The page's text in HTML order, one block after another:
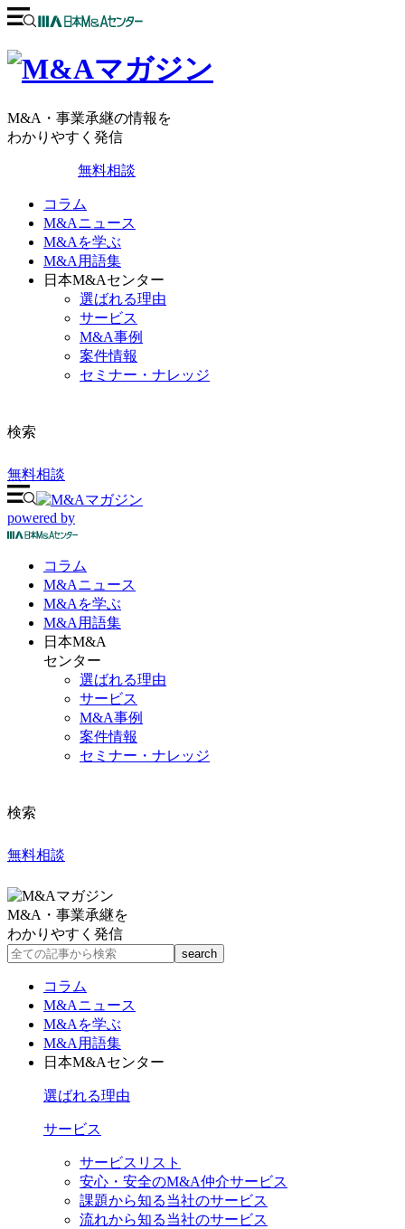
M&A・事業承継の情報を
わかりやすく発信
無料相談
コラム
M&Aニュース
M&Aを学ぶ
M&A用語集
日本M&Aセンター
選ばれる理由
サービス
M&A事例
案件情報
セミナー・ナレッジ
検索
無料相談
powered by
コラム
M&Aニュース
M&Aを学ぶ
M&A 用語集
日本M&A
センター
選ばれる理由
サービス
M&A事例
案件情報
セミナー・ナレッジ
検索
無料相談
M&A・事業承継を
わかりやすく発信
コラム
M&Aニュース
M&Aを学ぶ
M&A用語集
日本M&Aセンター
選ばれる理由
サービス
サービスリスト
安心・安全のM&A仲介サービス
課題から知る当社のサービス
流れから知る当社のサービス